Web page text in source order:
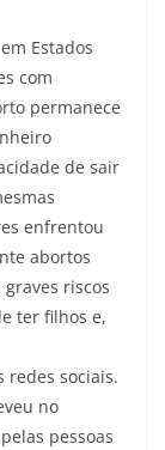
Estados
com
permanece
de sair
enfrentou
abortos
riscos
ter filhos e,
redes sociais.
no
pessoas